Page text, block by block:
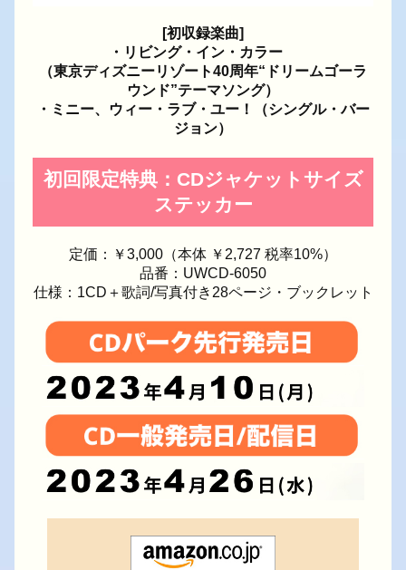
[初収録楽曲]
・リビング・イン・カラー
（東京ディズニーリゾート40周年“ドリームゴーラ
ウンド”テーマソング）
・ミニー、ウィー・ラブ・ユー！（シングル・バー
ジョン）
初回限定特典：CDジャケットサイズ
ステッカー
定価：￥3,000（本体 ￥2,727 税率10%）
品番：UWCD-6050
仕様：1CD＋歌詞/写真付き28ページ・ブックレット